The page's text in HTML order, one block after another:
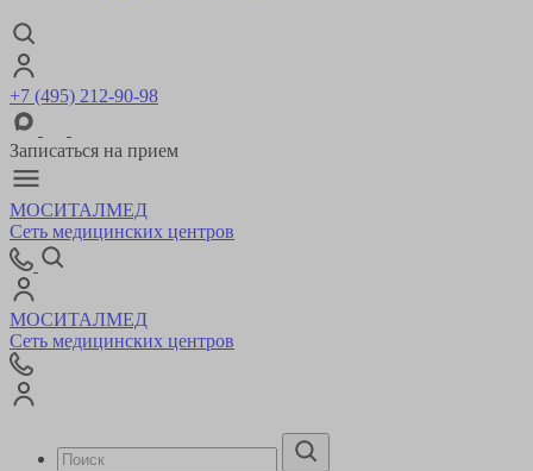
+7 (495) 212-90-98
Записаться на прием
МОСИТАЛМЕД
Сеть медицинских центров
МОСИТАЛМЕД
Сеть медицинских центров